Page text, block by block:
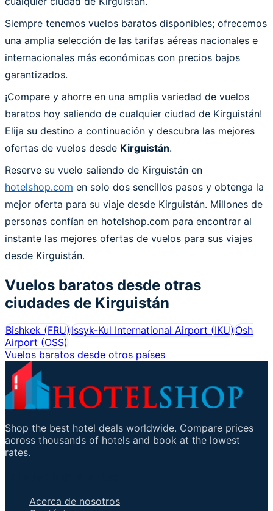
Siempre tenemos vuelos baratos disponibles; ofrecemos
una amplia selección de las tarifas aéreas nacionales e
internacionales más económicas con precios bajos
garantizados.
¡Compare y ahorre en una amplia variedad de vuelos
baratos hoy saliendo de cualquier ciudad de Kirguistán!
Elija su destino a continuación y descubra las mejores
ofertas de vuelos desde Kirguistán.
Reserve su vuelo saliendo de Kirguistán en
hotelshop.com en solo dos sencillos pasos y obtenga la
mejor oferta para su viaje desde Kirguistán. Millones de
personas confían en hotelshop.com para encontrar al
instante las mejores ofertas de vuelos para sus viajes
desde Kirguistán.
Vuelos baratos desde otras
ciudades de Kirguistán
Bishkek (FRU)Issyk-Kul International Airport (IKU)Osh
Airport (OSS)
Vuelos baratos desde otros países
Shop the best hotel deals worldwide. Compare prices
across thousands of hotels and book at the lowest
rates.
Acerca de nosotros